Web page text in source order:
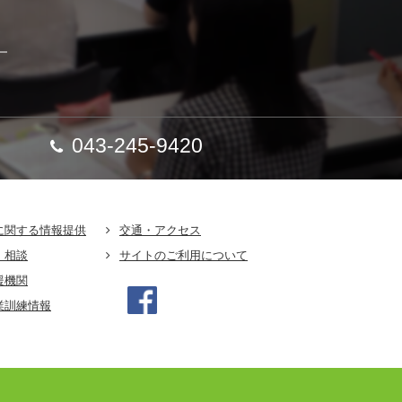
043-245-9420
関する情報提供
相談
機関
訓練情報
交通・アクセス
サイトのご利用について